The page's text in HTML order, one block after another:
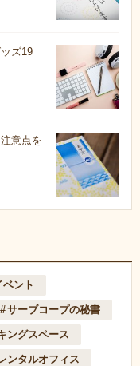
ズ19
意点を
ント
サーブコープの秘書
ングスペース
ンタルオフィス